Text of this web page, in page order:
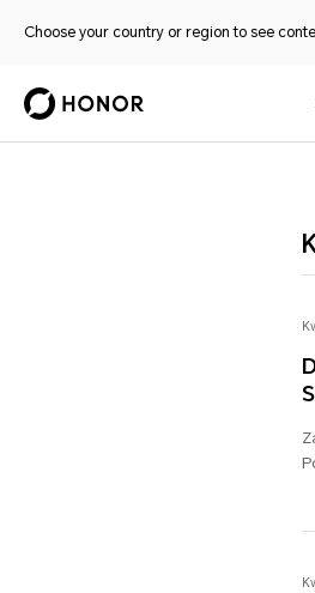
Choose your country or region to see